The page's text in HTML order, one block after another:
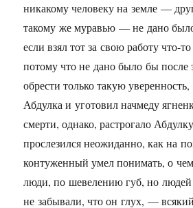
никакому человеку на земле —
такому же муравью — не дано
если взял тот за свою работу что-
потому что не дано было бы после
обрести только такую уверенность,
Абдулка и уготовил начмеду
смерти, однако, растрогало
прослезился неожиданно, как на
контуженный умел понимать, о
люди, по шевелению губ, но
не забывали, что он глух, — всякий